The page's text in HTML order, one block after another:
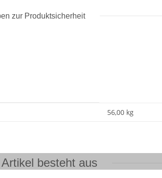
zur Produktsicherheit
56,00 kg
besteht aus